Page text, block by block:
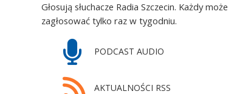
Głosują słuchacze Radia Szczecin. Każdy może
zagłosować tylko raz w tygodniu.
PODCAST AUDIO
AKTUALNOŚCI RSS